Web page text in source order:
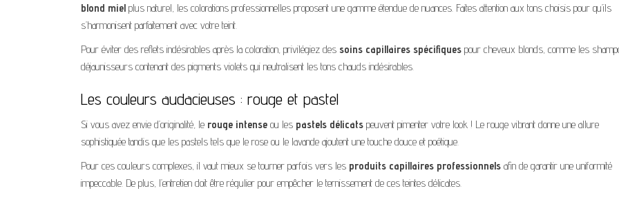
blond miel plus naturel, les colorations professionnelles proposent une gamme étendue de nuances. Faites attention aux tons choisis pour qu’ils
s’harmonisent parfaitement avec votre teint.
Pour éviter des reflets indésirables après la coloration, privilégiez des soins capillaires spécifiques pour cheveux blonds, comme les
déjaunisseurs contenant des pigments violets qui neutralisent les tons chauds indésirables.
Les couleurs audacieuses : rouge et pastel
Si vous avez envie d’originalité, le rouge intense ou les pastels délicats peuvent pimenter votre look ! Le rouge vibrant donne une allure
sophistiquée tandis que les pastels tels que le rose ou le lavande ajoutent une touche douce et poétique.
Pour ces couleurs complexes, il vaut mieux se tourner parfois vers les produits capillaires professionnels afin de garantir une uniformité
impeccable. De plus, l’entretien doit être régulier pour empêcher le ternissement de ces teintes délicates.